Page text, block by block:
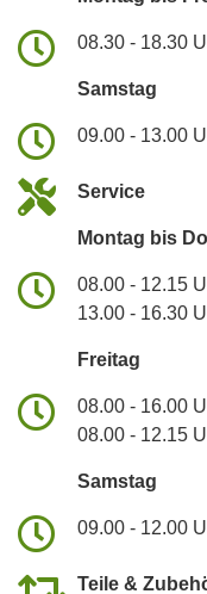
08.30 - 18.30
Samstag
09.00 - 13.00
Service
Montag bis
08.00 - 12.15
13.00 - 16.30
Freitag
08.00 - 16.00
08.00 - 12.15
Samstag
09.00 - 12.00
Teile &